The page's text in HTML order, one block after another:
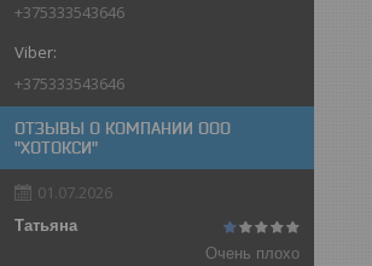
+375333543646
+375333543646
ОТЗЫВЫ О КОМПАНИИ ООО
"ХОТОКСИ"
01.07.2026
Татьяна
Очень плохо